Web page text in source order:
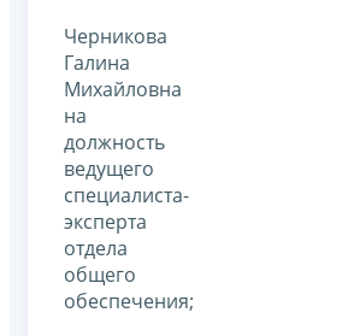
Черникова
Галина
Михайловна
на
должность
ведущего
специалиста-
эксперта
отдела
общего
обеспечения;